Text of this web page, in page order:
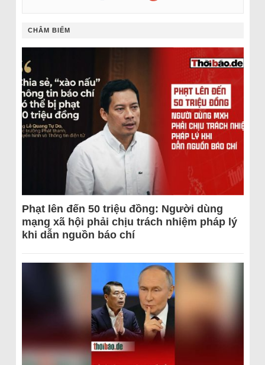
CHÂM BIẾM
Phạt lên đến 50 triệu đồng: Người dùng
mạng xã hội phải chịu trách nhiệm pháp lý
khi dẫn nguồn báo chí